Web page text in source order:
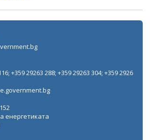
+359 29263 288; +359 29263 304; +359 2926
енергетиката